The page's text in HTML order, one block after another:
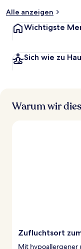
Alle anzeigen
Wichtigste
Sich wie zu
Warum wir
Zufluchtsort
Mit hypoallergener